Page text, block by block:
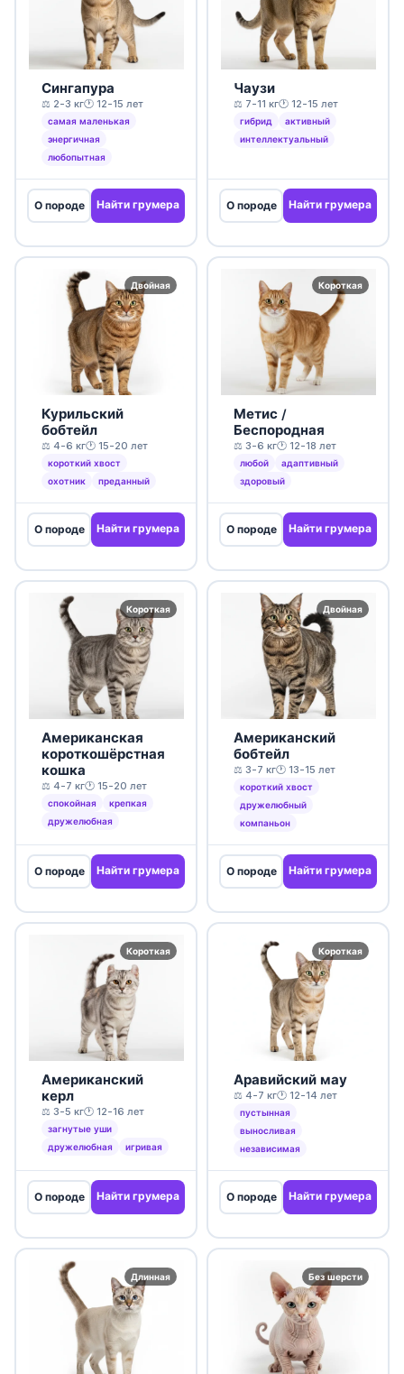
Сингапура
⚖️ 2-3 кг🕐 12-15 лет
самая маленькая
энергичная
любопытная
О породе Найти грумера
Чаузи
⚖️ 7-11 кг🕐 12-15 лет
гибрид
активный
интеллектуальный
О породе Найти грумера
Двойная
Курильский
бобтейл
⚖️ 4-6 кг🕐 15-20 лет
короткий хвост
охотник
преданный
О породе Найти грумера
Короткая
Метис /
Беспородная
⚖️ 3-6 кг🕐 12-18 лет
любой
адаптивный
здоровый
О породе Найти грумера
Короткая
Американская
короткошёрстная
кошка
⚖️ 4-7 кг🕐 15-20 лет
спокойная
крепкая
дружелюбная
О породе Найти грумера
Двойная
Американский
бобтейл
⚖️ 3-7 кг🕐 13-15 лет
короткий хвост
дружелюбный
компаньон
О породе Найти грумера
Короткая
Американский
керл
⚖️ 3-5 кг🕐 12-16 лет
загнутые уши
дружелюбная
игривая
О породе Найти грумера
Короткая
Аравийский мау
⚖️ 4-7 кг🕐 12-14 лет
пустынная
выносливая
независимая
О породе Найти грумера
Длинная Без шерсти